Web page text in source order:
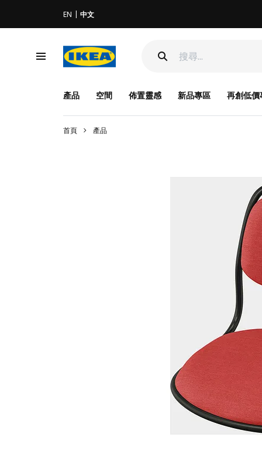
EN 中文
產品 空間 佈置靈感 新品專區 再創低價
首頁 產品